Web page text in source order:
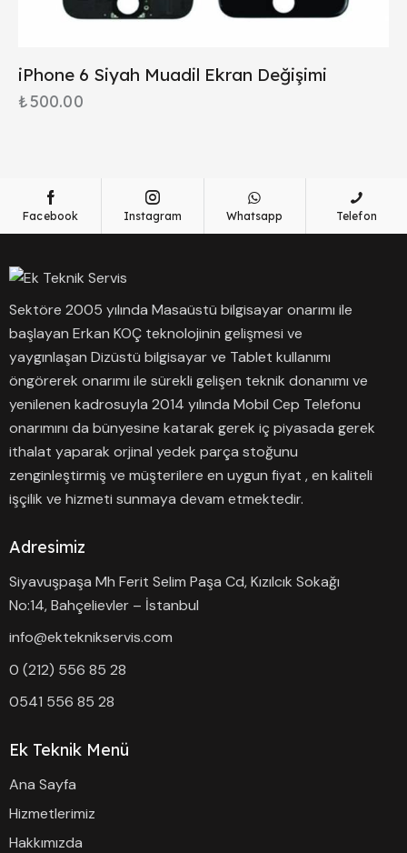
iPhone 6 Siyah Muadil Ekran Değişimi
₺500.00
Facebook Instagram Whatsapp Telefon
Sektöre 2005 yılında Masaüstü bilgisayar onarımı ile
başlayan Erkan KOÇ teknolojinin gelişmesi ve
yaygınlaşan Dizüstü bilgisayar ve Tablet kullanımı
öngörerek onarımı ile sürekli gelişen teknik donanımı ve
yenilenen kadrosuyla 2014 yılında Mobil Cep Telefonu
onarımını da bünyesine katarak gerek iç piyasada gerek
ithalat yaparak orjinal yedek parça stoğunu
zenginleştirmiş ve müşterilere en uygun fiyat , en kaliteli
işçilik ve hizmeti sunmaya devam etmektedir.
Adresimiz
Siyavuşpaşa Mh Ferit Selim Paşa Cd, Kızılcık Sokağı
No:14, Bahçelievler – İstanbul
info@ekteknikservis.com
0 (212) 556 85 28
0541 556 85 28
Ek Teknik Menü
Ana Sayfa
Hizmetlerimiz
Hakkımızda